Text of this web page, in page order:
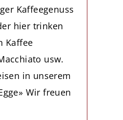
Kaffeegenuss
hier trinken
Kaffee
usw.
in unserem
Wir freuen